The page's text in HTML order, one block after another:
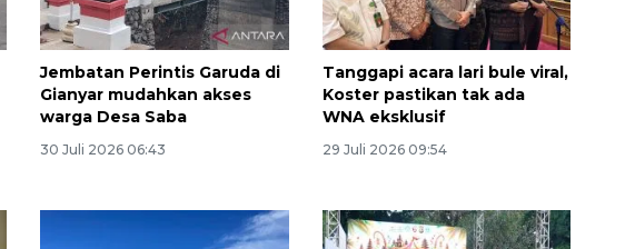
Jembatan Perintis Garuda di
Gianyar mudahkan akses
warga Desa Saba
30 Juli 2026 06:43
Tanggapi acara lari bule viral,
Koster pastikan tak ada
WNA eksklusif
29 Juli 2026 09:54
Memberantas kejahatan
jalanan Jakarta
2026-08-05 18:00:00